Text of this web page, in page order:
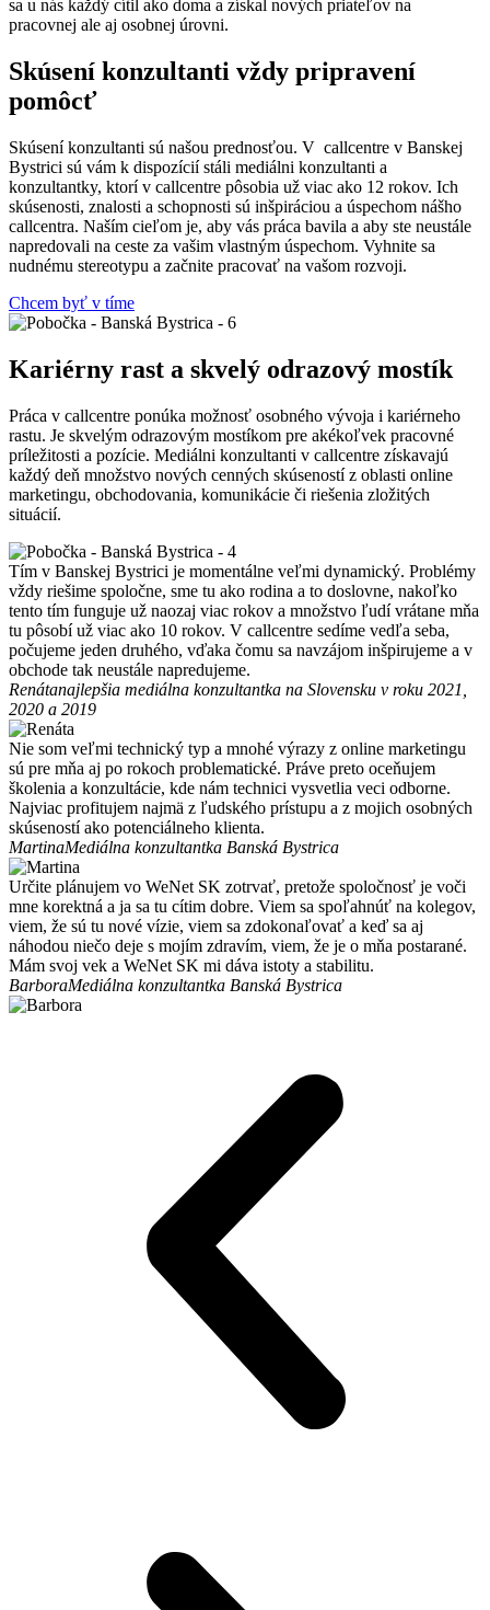
sa u nás každý cítil ako doma a získal nových priateľov na
pracovnej ale aj osobnej úrovni.
Skúsení konzultanti vždy pripravení
pomôcť
Skúsení konzultanti sú našou prednosťou. V callcentre v Banskej
Bystrici sú vám k dispozícií stáli mediálni konzultanti a
konzultantky, ktorí v callcentre pôsobia už viac ako 12 rokov. Ich
skúsenosti, znalosti a schopnosti sú inšpiráciou a úspechom nášho
callcentra. Naším cieľom je, aby vás práca bavila a aby ste neustále
napredovali na ceste za vašim vlastným úspechom. Vyhnite sa
nudnému stereotypu a začnite pracovať na vašom rozvoji.
Chcem byť v tíme
Kariérny rast a skvelý odrazový mostík
Práca v callcentre ponúka možnosť osobného vývoja i kariérneho
rastu. Je skvelým odrazovým mostíkom pre akékoľvek pracovné
príležitosti a pozície. Mediálni konzultanti v callcentre získavajú
každý deň množstvo nových cenných skúseností z oblasti online
marketingu, obchodovania, komunikácie či riešenia zložitých
situácií.
Tím v Banskej Bystrici je momentálne veľmi dynamický. Problémy
vždy riešime spoločne, sme tu ako rodina a to doslovne, nakoľko
tento tím funguje už naozaj viac rokov a množstvo ľudí vrátane mňa
tu pôsobí už viac ako 10 rokov. V callcentre sedíme vedľa seba,
počujeme jeden druhého, vďaka čomu sa navzájom inšpirujeme a v
obchode tak neustále napredujeme.
Renátanajlepšia mediálna konzultantka na Slovensku v roku 2021,
2020 a 2019
Nie som veľmi technický typ a mnohé výrazy z online marketingu
sú pre mňa aj po rokoch problematické. Práve preto oceňujem
školenia a konzultácie, kde nám technici vysvetlia veci odborne.
Najviac profitujem najmä z ľudského prístupu a z mojich osobných
skúseností ako potenciálneho klienta.
MartinaMediálna konzultantka Banská Bystrica
Určite plánujem vo WeNet SK zotrvať, pretože spoločnosť je voči
mne korektná a ja sa tu cítim dobre. Viem sa spoľahnúť na kolegov,
viem, že sú tu nové vízie, viem sa zdokonaľovať a keď sa aj
náhodou niečo deje s mojím zdravím, viem, že je o mňa postarané.
Mám svoj vek a WeNet SK mi dáva istoty a stabilitu.
BarboraMediálna konzultantka Banská Bystrica